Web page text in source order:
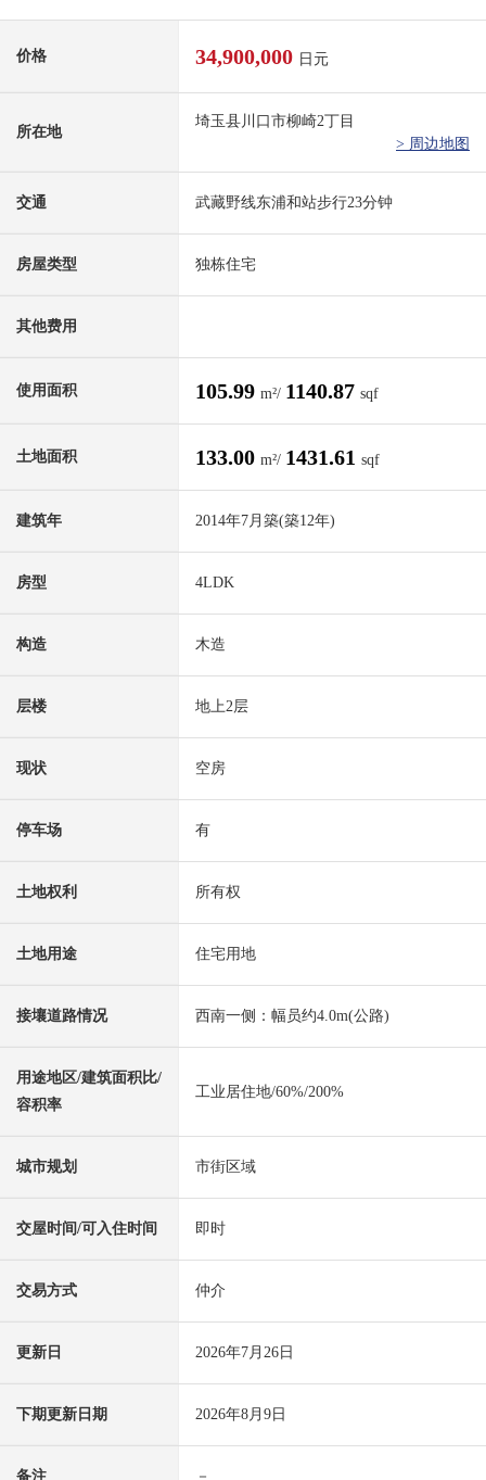
价格 34,900,000 日元
所在地
埼玉县川口市柳崎2丁目
> 周边地图
交通 武藏野线东浦和站步行23分钟
房屋类型 独栋住宅
其他费用
使用面积 105.99 m²/ 1140.87 sqf
土地面积 133.00 m²/ 1431.61 sqf
建筑年 2014年7月築(築12年)
房型 4LDK
构造 木造
层楼 地上2层
现状 空房
停车场 有
土地权利 所有权
土地用途 住宅用地
接壤道路情况 西南一侧：幅员约4.0m(公路)
用途地区/建筑面积比/
容积率
工业居住地/60%/200%
城市规划 市街区域
交屋时间/可入住时间 即时
交易方式 仲介
更新日 2026年7月26日
下期更新日期 2026年8月9日
备注 －